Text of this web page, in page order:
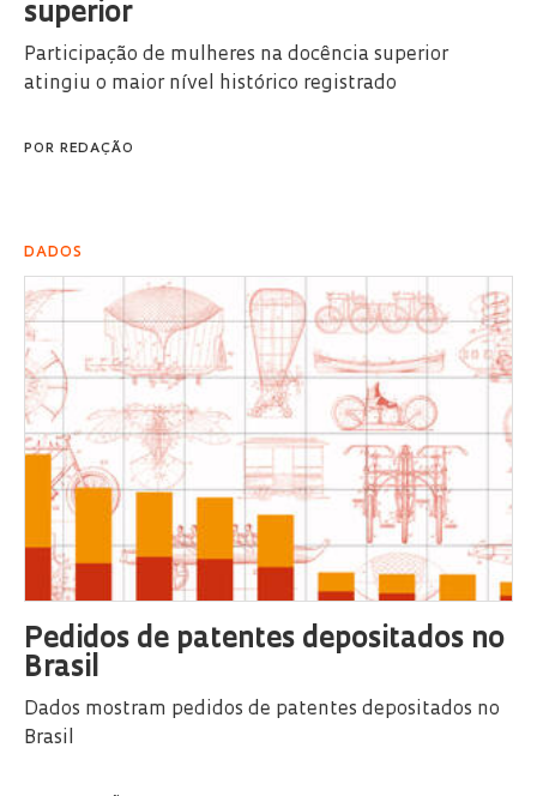
superior
Participação de mulheres na docência superior
atingiu o maior nível histórico registrado
POR REDAÇÃO
DADOS
Pedidos de patentes depositados no
Brasil
Dados mostram pedidos de patentes depositados no
Brasil